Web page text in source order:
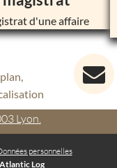
d'une affaire
Lyon.
personnelles
Atlantic Log